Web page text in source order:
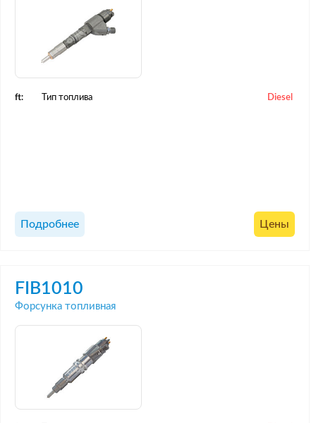
ft: Тип топлива Diesel
Подробнее Цены
FIB1010
Форсунка топливная